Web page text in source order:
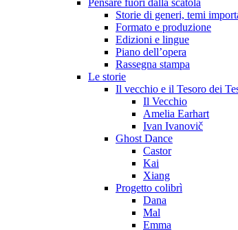
Pensare fuori dalla scatola
Storie di generi, temi
Formato e produzione
Edizioni e lingue
Piano dell’opera
Rassegna stampa
Le storie
Il vecchio e il Tesoro dei
Il Vecchio
Amelia Earhart
Ivan Ivanovič
Ghost Dance
Castor
Kai
Xiang
Progetto colibrì
Dana
Mal
Emma